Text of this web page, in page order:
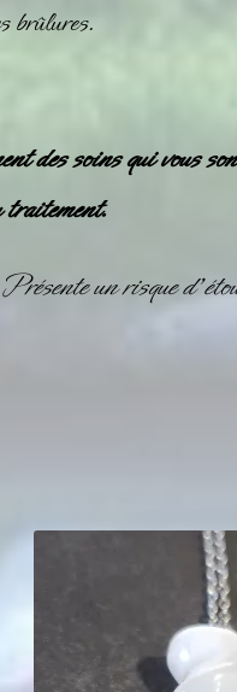
brûlures.
des soins qui vous
traitement.
un risque